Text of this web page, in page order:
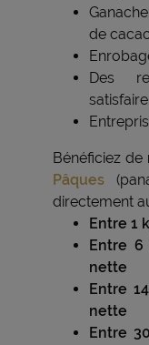
de
Des
Bénéficiez de
Pâques
directement
Entre 1
Entre 6
nette
Entre
nette
Entre